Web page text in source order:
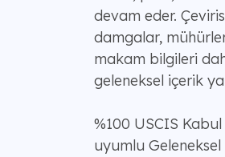
devam eder.
damgalar,
makam bilgileri
geleneksel içerik
%100 USCIS
uyumlu